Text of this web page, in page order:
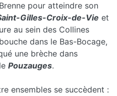
pour atteindre son
Gilles-Croix-de-Vie et
au sein des Collines
dans le Bas-Bocage,
une brèche dans
Pouzauges.
ensembles se succèdent :